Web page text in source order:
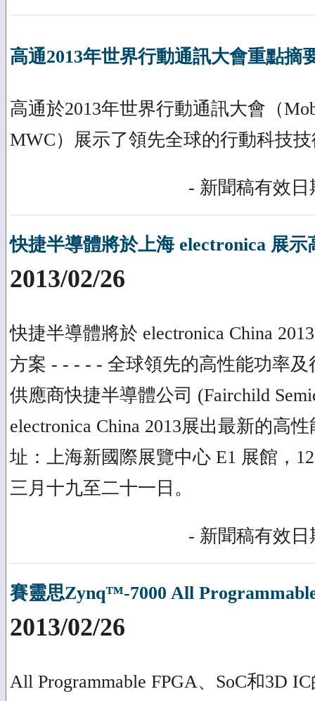
高通2013年世界行動通訊大會重點摘
高通於2013年世界行動通訊大會（
MWC）展示了領先全球的行動科技
- 新聞稿有效日
快捷半導體將於上海 electronica 展示
2013/02/26
快捷半導體將於 electronica China
方案 - - - - - 全球領先的高性能功率
供應商快捷半導體公司 (Fairchild
electronica China 2013展出最新的高
址：上海新國際展覽中心 E1 展館，
三月十九至二十一日。
- 新聞稿有效日
賽靈思Zynq™-7000 All
2013/02/26
All Programmable FPGA、SoC和3D